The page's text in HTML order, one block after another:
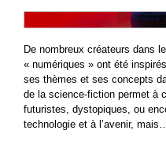
De nombreux créateurs dans
« numériques » ont été
ses thèmes et ses concepts
de la science-fiction permet à
futuristes, dystopiques, ou
technologie et à l’avenir, mais…